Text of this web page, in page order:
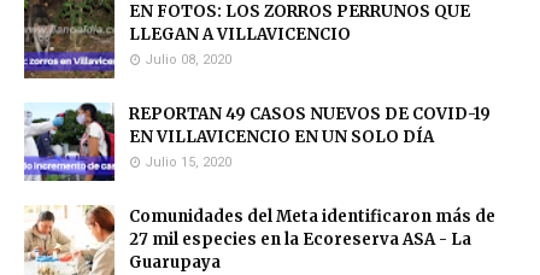
EN FOTOS: LOS ZORROS PERRUNOS QUE
LLEGAN A VILLAVICENCIO
Julio 08, 2020
REPORTAN 49 CASOS NUEVOS DE COVID-19
EN VILLAVICENCIO EN UN SOLO DÍA
Julio 15, 2020
Comunidades del Meta identificaron más de
27 mil especies en la Ecoreserva ASA - La
Guarupaya